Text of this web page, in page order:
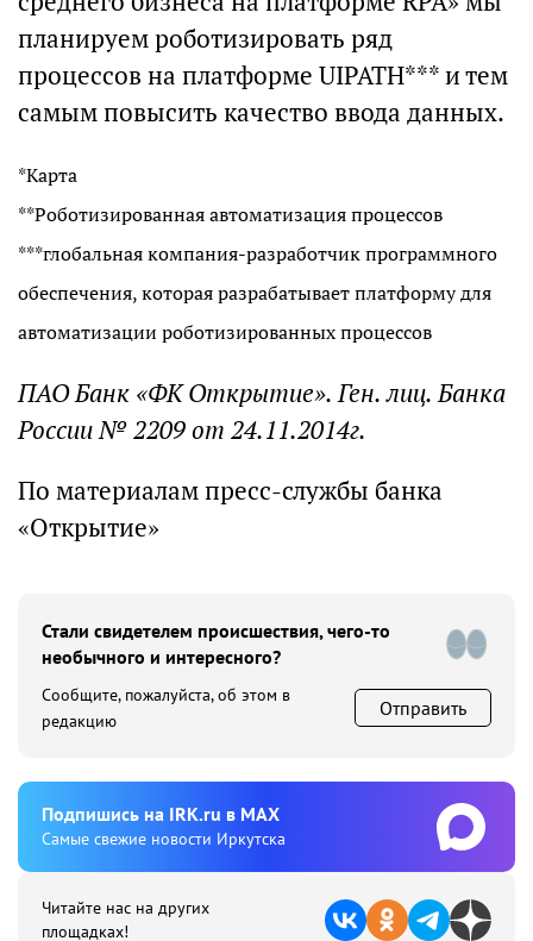
планируем роботизировать ряд
процессов на платформе UIPATH*** и тем
самым повысить качество ввода данных.
*Карта
**Роботизированная автоматизация процессов
***глобальная компания-разработчик программного
обеспечения, которая разрабатывает платформу для
автоматизации роботизированных процессов
ПАО Банк «ФК Открытие». Ген. лиц. Банка
России № 2209 от 24.11.2014г.
По материалам пресс-службы банка
«Открытие»
Стали свидетелем происшествия, чего-то
необычного и интересного?
Сообщите, пожалуйста, об этом в
редакцию
Отправить
Подпишиcь на IRK.ru в MAX
Cамые свежие новости Иркутска
Читайте нас на других
площадках!